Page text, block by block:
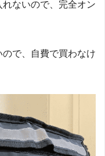
ないので、完全オン
で、自費で買わなけ